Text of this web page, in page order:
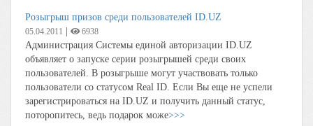
Розыгрыш призов среди пользователей ID.UZ
05.04.2011 6938
Администрация Системы единой авторизации ID.UZ
объявляет о запуске серии розыгрышей среди своих
пользователей. В розыгрыше могут участвовать только
пользователи со статусом Real ID. Если Вы еще не успели
зарегистрироваться на ID.UZ и получить данный статус,
поторопитесь, ведь подарок може>>>